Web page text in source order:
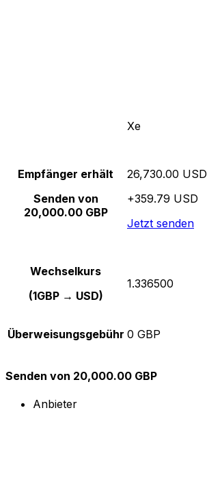
Xe
Empfänger erhält
Senden von
20,000.00 GBP
26,730.00 USD
+359.79 USD
Jetzt senden
Wechselkurs
(1GBP → USD)
1.336500
Überweisungsgebühr 0 GBP
Senden von 20,000.00 GBP
Anbieter